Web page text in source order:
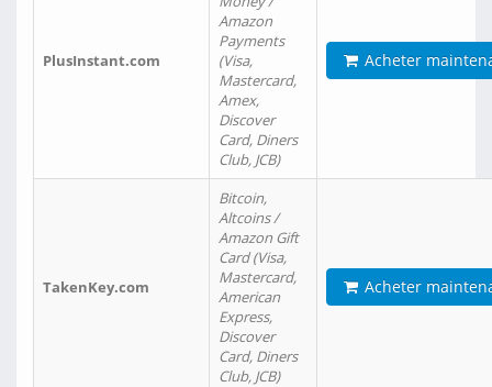
PlusInstant.com
Amazon
Payments
(Visa,
Mastercard,
Amex,
Discover
Card, Diners
Club, JCB)
Acheter
TakenKey.com
Bitcoin,
Altcoins /
Amazon Gift
Card (Visa,
Mastercard,
American
Express,
Discover
Card, Diners
Club, JCB)
Acheter